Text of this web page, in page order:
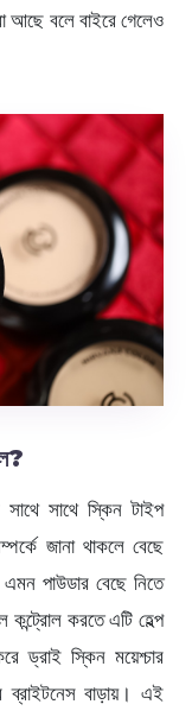
আছে বলে বাইরে গেলেও
সাথে স্কিন টাইপ
জানা থাকলে বেছে
পাউডার বেছে নিতে
করতে এটি হেল্প
ড্রাই স্কিন ময়েশ্চার
বাড়ায়। এই